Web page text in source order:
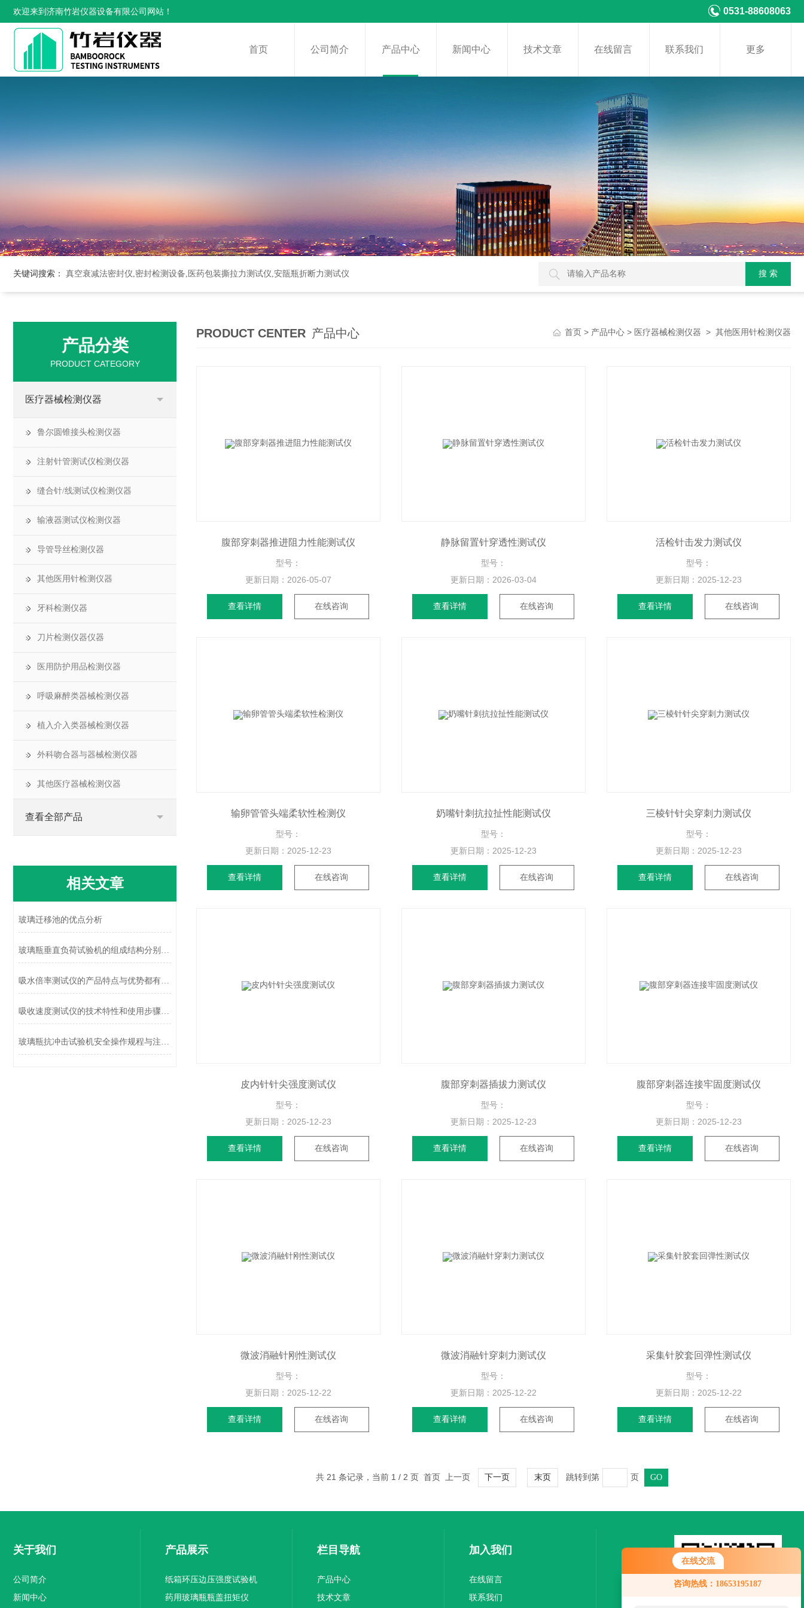
在线交流
咨询热线：18653195187
欢迎来到济南竹岩仪器设备有限公司网站！ 0531-88608063
首页 公司简介 产品中心 新闻中心 技术文章 在线留言 联系我们 更多
关键词搜索： 真空衰减法密封仪,密封检测设备,医药包装撕拉力测试仪,安瓿瓶折断力测试仪
产品分类
PRODUCT CATEGORY
医疗器械检测仪器
鲁尔圆锥接头检测仪器
注射针管测试仪检测仪器
缝合针/线测试仪检测仪器
输液器测试仪检测仪器
导管导丝检测仪器
其他医用针检测仪器
牙科检测仪器
刀片检测仪器仪器
医用防护用品检测仪器
呼吸麻醉类器械检测仪器
植入介入类器械检测仪器
外科吻合器与器械检测仪器
其他医疗器械检测仪器
查看全部产品
相关文章
玻璃迁移池的优点分析
玻璃瓶垂直负荷试验机的组成结构分别是什么
吸水倍率测试仪的产品特点与优势都有哪些？
吸收速度测试仪的技术特性和使用步骤说明
玻璃瓶抗冲击试验机安全操作规程与注意事项
PRODUCT CENTER 产品中心 首页 > 产品中心 > 医疗器械检测仪器 > 其他医用针检测仪器
腹部穿刺器推进阻力性能测试仪
型号：
更新日期： 2026-05-07
查看详情 在线咨询
静脉留置针穿透性测试仪
型号：
更新日期： 2026-03-04
查看详情 在线咨询
活检针击发力测试仪
型号：
更新日期： 2025-12-23
查看详情 在线咨询
输卵管管头端柔软性检测仪
型号：
更新日期： 2025-12-23
查看详情 在线咨询
奶嘴针刺抗拉扯性能测试仪
型号：
更新日期： 2025-12-23
查看详情 在线咨询
三棱针针尖穿刺力测试仪
型号：
更新日期： 2025-12-23
查看详情 在线咨询
皮内针针尖强度测试仪
型号：
更新日期： 2025-12-23
查看详情 在线咨询
腹部穿刺器插拔力测试仪
型号：
更新日期： 2025-12-23
查看详情 在线咨询
腹部穿刺器连接牢固度测试仪
型号：
更新日期： 2025-12-23
查看详情 在线咨询
微波消融针刚性测试仪
型号：
更新日期： 2025-12-22
查看详情 在线咨询
微波消融针穿刺力测试仪
型号：
更新日期： 2025-12-22
查看详情 在线咨询
采集针胶套回弹性测试仪
型号：
更新日期： 2025-12-22
查看详情 在线咨询
共 21 条记录，当前 1 / 2 页 首页 上一页 下一页 末页 跳转到第 页
关于我们
公司简介
新闻中心
产品展示
纸箱环压边压强度试验机
药用玻璃瓶瓶盖扭矩仪
栏目导航
产品中心
技术文章
加入我们
在线留言
联系我们